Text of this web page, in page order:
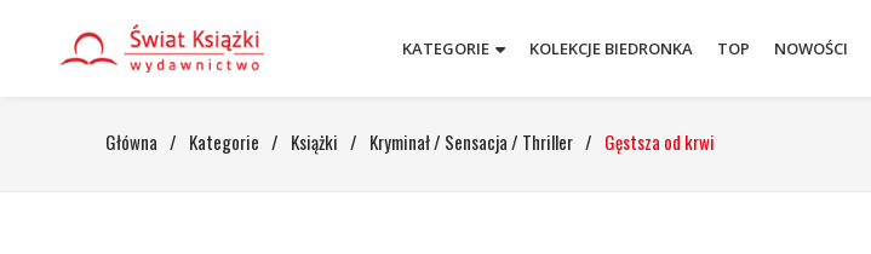
KATEGORIE KOLEKCJE BIEDRONKA TOP NOWOŚCI
Główna / Kategorie / Książki / Kryminał / Sensacja / Thriller / Gęstsza od krwi